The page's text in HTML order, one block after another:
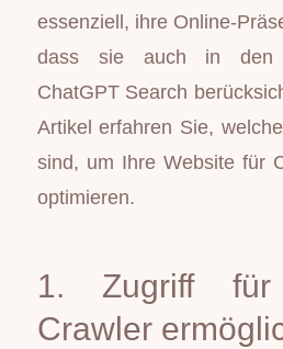
essenziell, ihre Online-
dass sie auch in den
ChatGPT Search
Artikel erfahren Sie,
sind, um Ihre Website für
optimieren.
1. Zugriff für
Crawler